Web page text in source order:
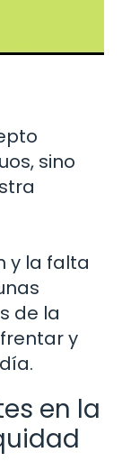
sino
y la falta
de la
y
en la